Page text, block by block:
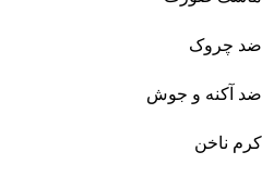
ضد چروک
ضد آکنه و جوش
کرم ناخن